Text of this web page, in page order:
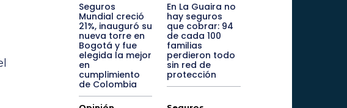
Seguros
Mundial creció
21%, inauguró su
nueva torre en
Bogotá y fue
elegida la mejor
en
cumplimiento
de Colombia
En La Guaira no
hay seguros
que cobrar: 94
de cada 100
familias
perdieron todo
sin red de
protección